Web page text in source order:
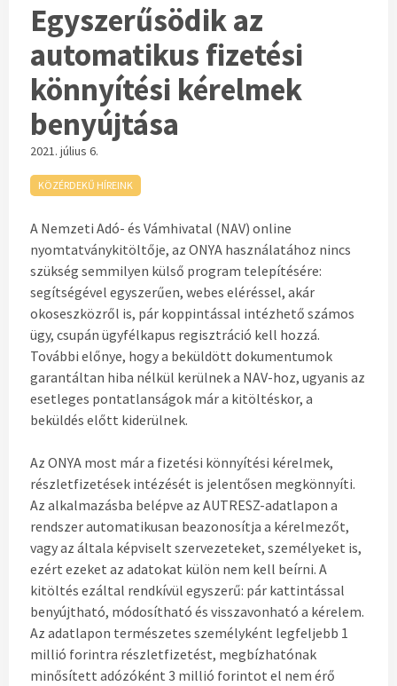
Egyszerűsödik az
automatikus fizetési
könnyítési kérelmek
benyújtása
2021. július 6.
KÖZÉRDEKŰ HÍREINK
A Nemzeti Adó- és Vámhivatal (NAV) online
nyomtatványkitöltője, az ONYA használatához nincs
szükség semmilyen külső program telepítésére:
segítségével egyszerűen, webes eléréssel, akár
okoseszközről is, pár koppintással intézhető számos
ügy, csupán ügyfélkapus regisztráció kell hozzá.
További előnye, hogy a beküldött dokumentumok
garantáltan hiba nélkül kerülnek a NAV-hoz, ugyanis az
esetleges pontatlanságok már a kitöltéskor, a
beküldés előtt kiderülnek.
Az ONYA most már a fizetési könnyítési kérelmek,
részletfizetések intézését is jelentősen megkönnyíti.
Az alkalmazásba belépve az AUTRESZ-adatlapon a
rendszer automatikusan beazonosítja a kérelmezőt,
vagy az általa képviselt szervezeteket, személyeket is,
ezért ezeket az adatokat külön nem kell beírni. A
kitöltés ezáltal rendkívül egyszerű: pár kattintással
benyújtható, módosítható és visszavonható a kérelem.
Az adatlapon természetes személyként legfeljebb 1
millió forintra részletfizetést, megbízhatónak
minősített adózóként 3 millió forintot el nem érő